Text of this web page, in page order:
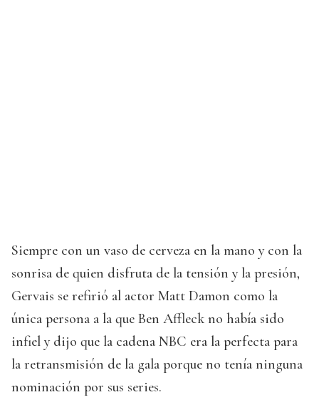
Siempre con un vaso de cerveza en la mano y con la
sonrisa de quien disfruta de la tensión y la presión,
Gervais se refirió al actor Matt Damon como la
única persona a la que Ben Affleck no había sido
infiel y dijo que la cadena NBC era la perfecta para
la retransmisión de la gala porque no tenía ninguna
nominación por sus series.